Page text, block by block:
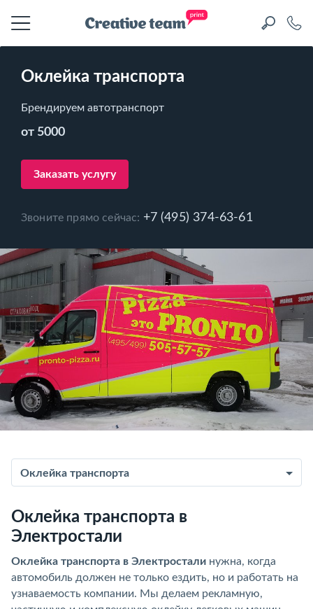
Оклейка транспорта
Брендируем автотранспорт
от 5000
Заказать услугу
Звоните прямо сейчас: +7 (495) 374-63-61
Оклейка транспорта
Оклейка транспорта в
Электростали
Оклейка транспорта в Электростали нужна, когда
автомобиль должен не только ездить, но и работать на
узнаваемость компании. Мы делаем рекламную,